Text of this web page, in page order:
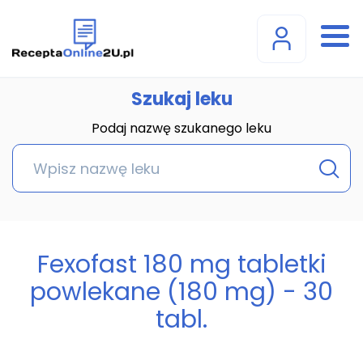
Szukaj leku
Podaj nazwę szukanego leku
Fexofast 180 mg tabletki
powlekane (180 mg) - 30
tabl.